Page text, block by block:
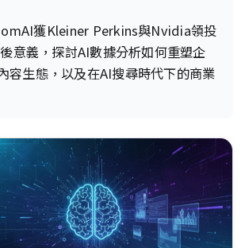
獲Kleiner Perkins與Nvidia領投
意義，探討AI數據分析如何重塑企
容生態，以及在AI搜尋時代下的商業